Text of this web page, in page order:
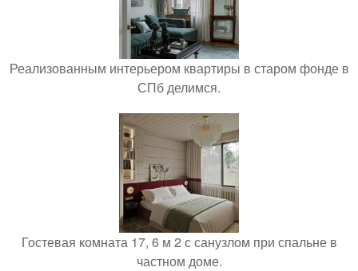
Реализованным интерьером квартиры в старом фонде в
СПб делимся.
Гостевая комната 17, 6 м 2 с санузлом при спальне в
частном доме.